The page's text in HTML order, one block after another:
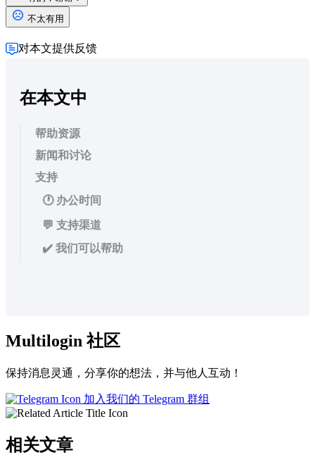
不太有用
对本文提供反馈
在本文中
帮助资源
新闻和讨论
支持
🕐 办公时间
💬 支持渠道
✔️ 我们可以帮助
Multilogin 社区
保持消息灵通，分享你的想法，并与他人互动！
加入我们的 Telegram 群组
相关文章